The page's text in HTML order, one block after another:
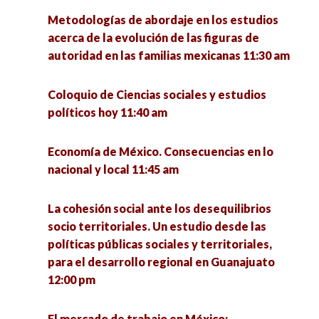
Simposio sobre Métodos de Investigación:
Mesa de egresados: La formación de
Ciencia Política. En memoria al Dr. Eligio Meza
Padilla 2:00 pm
Emociones y experiencias del cuidado en el
norte de México 3:00 pm
Conversatorio Interinstitucional de Vocaciones
Científicas Sociales: retos de la investigación y
Diálogos sobre familias y cárcel desde las
familias Acompañar y Resistir: modelos y
experiencias de colectivos de familiares 12:00
Procesos de reconstitución comunitaria. En la
en América Latina 12:00 pm
multidisciplinario del desarrollo 12:30 pm
Efecto de las remesas en la calidad de vida de
los hogares de La Victoria, Pinos, Zacatecas
2020-2021 12:30 pm
Metodologías de abordaje en los estudios
acerca de la evolución de las figuras de
autoridad en las familias mexicanas 11:30 am
Coloquio de Ciencias sociales y estudios
políticos hoy 11:40 am
Economía de México. Consecuencias en lo
nacional y local 11:45 am
La cohesión social ante los desequilibrios
socio territoriales. Un estudio desde las
políticas públicas sociales y territoriales,
para el desarrollo regional en Guanajuato
12:00 pm